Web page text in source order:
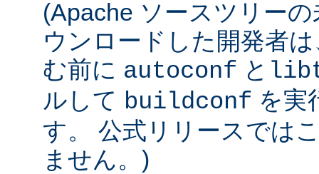
(Apache ソースツリー
ウンロードした開発者
む前に autoconf と
ルして buildconf を実
す。 公式リリースでは
ません。)